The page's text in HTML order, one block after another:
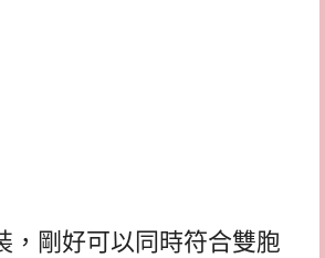
，剛好可以同時符合雙胞